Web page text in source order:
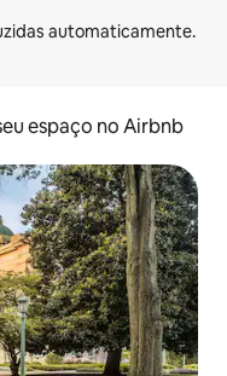
espaço no Airbnb